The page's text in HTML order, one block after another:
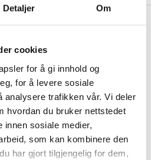
Detaljer Om
cookies
for å gi innhold og
for å levere sosiale
analysere trafikken vår. Vi deler
hvordan du bruker nettstedet
innen sosiale medier,
som kan kombinere den
har gjort tilgjengelig for dem,